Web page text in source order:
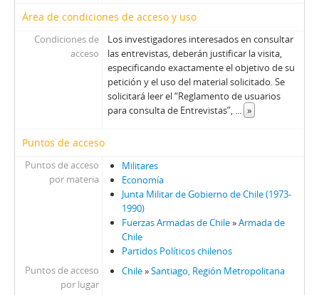
53 - Jorge Ballerino II
54 - Romero, Juan
55 - Fernández, Sergio
56 - Fernandez, Sergio II
57 - Madariaga, Mónica I
58 - Madariaga, Mónica II
60 - Montero, Enrique II
61 - Floody, Nilo
62 - Carrasco, Washington
63 - Canessa, Julio
64 - Canessa, Julio
65 - Carmona, Juan de Dios
66 - Pinochet, Augusto
68 - Matthei, Fernando
Área de condiciones de acceso y uso
Condiciones de
acceso
Los investigadores interesados en consultar
las entrevistas, deberán justificar la visita,
especificando exactamente el objetivo de su
petición y el uso del material solicitado. Se
solicitará leer el “Reglamento de usuarios
para consulta de Entrevistas”, ... »
Puntos de acceso
Puntos de acceso
por materia
Militares
Economía
Junta Militar de Gobierno de Chile (1973-
1990)
Fuerzas Armadas de Chile»Armada de
Chile
Partidos Políticos chilenos
Puntos de acceso
por lugar
Chile»Santiago, Región Metropolitana